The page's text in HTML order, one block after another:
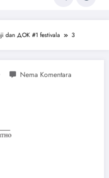
dan ДОК #1 festivala 3